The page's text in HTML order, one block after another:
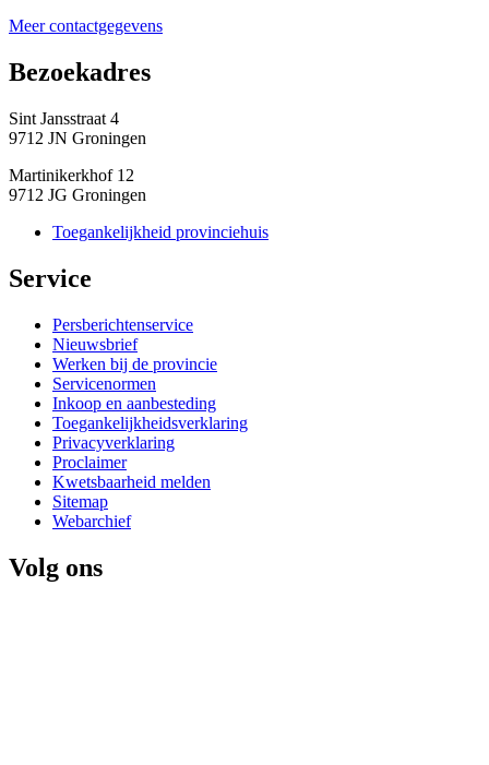
Meer contactgegevens
Bezoekadres
Sint Jansstraat 4
9712 JN Groningen
Martinikerkhof 12
9712 JG Groningen
Toegankelijkheid provinciehuis
Service
Persberichtenservice
Nieuwsbrief
Werken bij de provincie
Servicenormen
Inkoop en aanbesteding
Toegankelijkheidsverklaring
Privacyverklaring
Proclaimer
Kwetsbaarheid melden
Sitemap
Webarchief
Volg ons